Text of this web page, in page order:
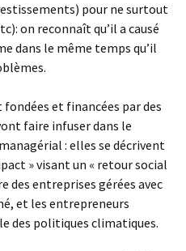
pour ne surtout
on reconnaît qu’il a causé
dans le même temps qu’il
et financées par des
faire infuser dans le
: elles se décrivent
» visant un « retour social
des entreprises gérées avec
et les entrepreneurs
des politiques climatiques.